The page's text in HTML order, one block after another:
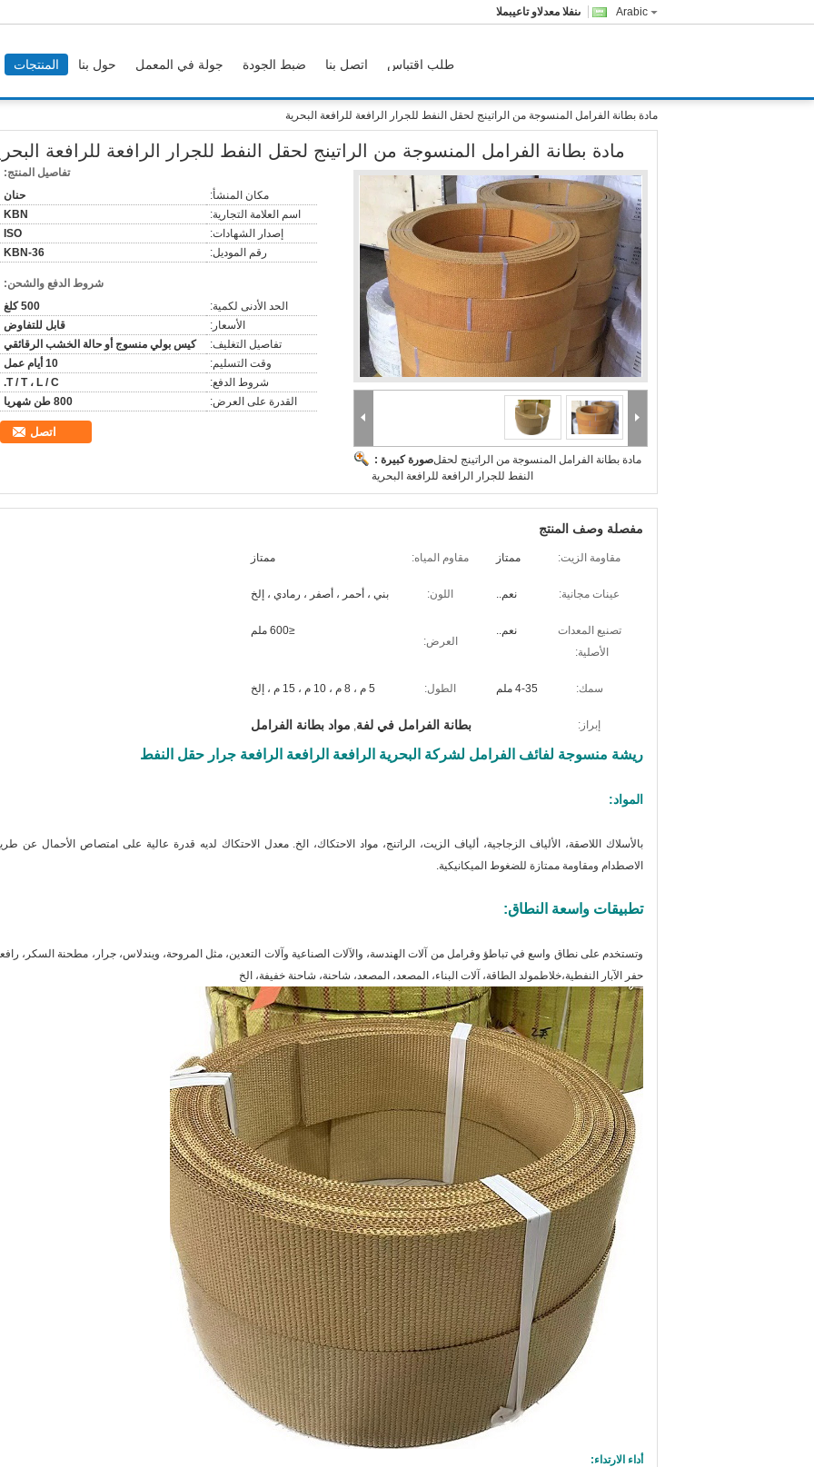
Arabic المبيعات والدعم الفنى
المنتجات حول بنا جولة في المعمل ضبط الجودة اتصل بنا طلب اقتباس
مادة بطانة الفرامل المنسوجة من الراتينج لحقل النفط للجرار الرافعة للرافعة البحرية
مادة بطانة الفرامل المنسوجة من الراتينج لحقل النفط للجرار الرافعة للرافعة
صورة كبيرة :مادة بطانة الفرامل المنسوجة من الراتينج لحقل
النفط للجرار الرافعة للرافعة البحرية
تفاصيل المنتج:
مكان المنشأ:
حنان
اسم العلامة التجارية:
KBN
إصدار الشهادات:
ISO
رقم الموديل:
KBN-36
شروط الدفع والشحن:
الحد الأدنى لكمية:
500 كلغ
الأسعار:
قابل للتفاوض
تفاصيل التغليف:
كيس بولي منسوج أو حالة الخشب الرقائقي
وقت التسليم:
10 أيام عمل
شروط الدفع:
T / T ، L / C.
القدرة على العرض:
800 طن شهريا
اتصل
مفصلة وصف المنتج
مقاومة الزيت: ممتاز مقاوم المياه: ممتاز
عينات مجانية: نعم.. اللون: بني ، أحمر ، أصفر ، رمادي ، إلخ
تصنيع المعدات
الأصلية:
نعم..
العرض:
≤600 ملم
سمك: 4-35 ملم الطول: 5 م ، 8 م ، 10 م ، 15 م ، إلخ
إبراز: بطانة الفرامل في لفة, مواد بطانة الفرامل
ريشة منسوجة لفائف الفرامل لشركة البحرية الرافعة الرافعة الرافعة جرار حقل النفط
المواد:
بالأسلاك اللاصقة، الألياف الزجاجية، ألياف الزيت، الراتنج، مواد الاحتكاك، الخ. معدل الاحتكاك لديه قدرة عالية على امتصاص الأحمال عن
الاصطدام ومقاومة ممتازة للضغوط الميكانيكية.
تطبيقات واسعة النطاق:
وتستخدم على نطاق واسع في تباطؤ وفرامل من آلات الهندسة، والآلات الصناعية وآلات التعدين، مثل المروحة، ويندلاس، جرار، مطحنة السكر،
حفر الآبار النفطية،خلاطمولد الطاقة، آلات البناء، المصعد، المصعد، شاحنة، شاحنة خفيفة، الخ
أداء الارتداء: